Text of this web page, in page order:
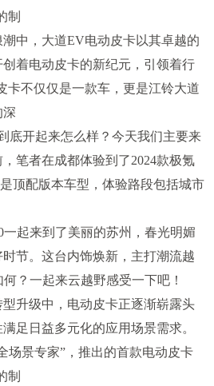
制
，大道EV电动皮卡以其卓越的
着电动皮卡的新纪元，引领着行
卡不仅仅是一款车，更是江铃大道
深
开起来怎么样？今天我们主要来
笔者在成都体验到了2024款极氪
顶配版本车型，体验路段包括城市
起来到了美丽的苏州，春光明媚
节。这台内饰焕新，主打潮流越
？一起来云越野感受一下吧！
级中，电动皮卡正逐渐崭露头
足日益多元化的应用场景需求。
场景专家”，推出的首款电动皮卡
制